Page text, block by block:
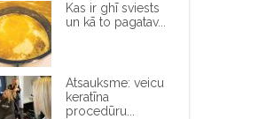
Kas ir ghī sviests
un kā to pagatav...
Atsauksme: veicu
keratīna
procedūru...